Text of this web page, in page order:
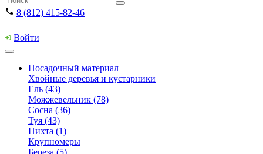
8 (812) 415-82-46
Войти
Посадочный материал
Хвойные деревья и кустарники
Ель (43)
Можжевельник (78)
Сосна (36)
Туя (43)
Пихта (1)
Крупномеры
Береза (5)